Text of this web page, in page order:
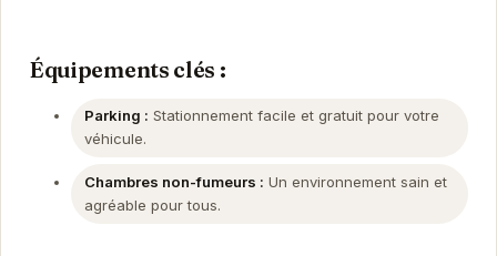
Équipements clés :
Parking : Stationnement facile et gratuit pour votre
véhicule.
Chambres non-fumeurs : Un environnement sain et
agréable pour tous.